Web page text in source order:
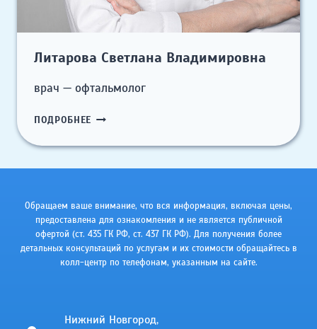
Литарова Светлана Владимировна
врач — офтальмолог
ПОДРОБНЕЕ ЛИТАРОВА
ВЛАДИМИРОВНА
Обращаем ваше внимание, что вся информация, включая цены,
предоставлена для ознакомления и не является публичной
офертой (ст. 435 ГК РФ, cт. 437 ГК РФ). Для получения более
детальных консультаций по услугам и их стоимости обращайтесь в
колл-центр по телефонам, указанным на сайте.
Нижний Новгород,